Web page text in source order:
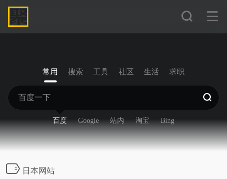
常用 搜索 工具 社区 生活 求职
百度 Google 站内 淘宝 Bing
日本网站